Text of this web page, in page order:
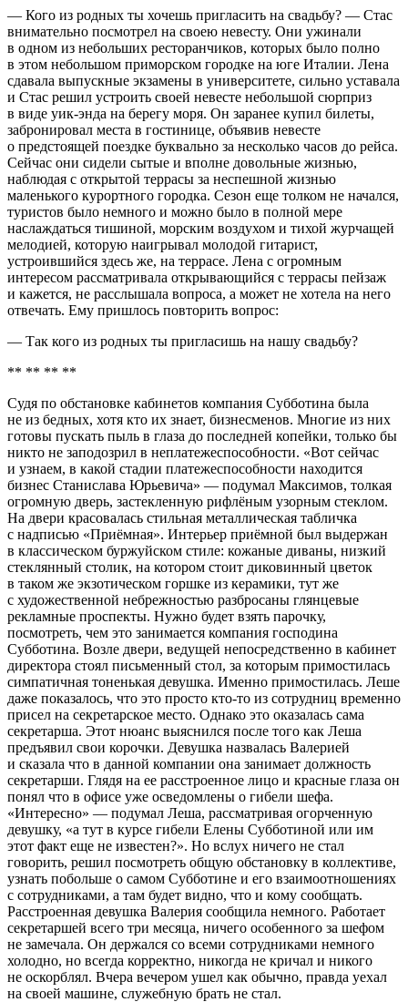
— Кого из родных ты хочешь пригласить на свадьбу? — Стас
внимательно посмотрел на своею невесту. Они ужинали
в одном из небольших ресторанчиков, которых было полно
в этом небольшом приморском городке на юге Италии. Лена
сдавала выпускные экзамены в университете, сильно уставала
и Стас решил устроить своей невесте небольшой сюрприз
в виде уик-энда на берегу моря. Он заранее купил билеты,
забронировал места в гостинице, объявив невесте
о предстоящей поездке буквально за несколько часов до рейса.
Сейчас они сидели сытые и вполне довольные жизнью,
наблюдая с открытой террасы за неспешной жизнью
маленького курортного городка. Сезон еще толком не начался,
туристов было немного и можно было в полной мере
наслаждаться тишиной, морским воздухом и тихой журчащей
мелодией, которую наигрывал молодой гитарист,
устроившийся здесь же, на террасе. Лена с огромным
интересом рассматривала открывающийся с террасы пейзаж
и кажется, не расслышала вопроса, а может не хотела на него
отвечать. Ему пришлось повторить вопрос:
— Так кого из родных ты пригласишь на нашу свадьбу?
** ** ** **
Судя по обстановке кабинетов компания Субботина была
не из бедных, хотя кто их знает, бизнесменов. Многие из них
готовы пускать пыль в глаза до последней копейки, только бы
никто не заподозрил в неплатежеспособности. «Вот сейчас
и узнаем, в какой стадии платежеспособности находится
бизнес Станислава Юрьевича» — подумал Максимов, толкая
огромную дверь, застекленную рифлёным узорным стеклом.
На двери красовалась стильная металлическая табличка
с надписью «Приёмная». Интерьер приёмной был выдержан
в классическом буржуйском стиле: кожаные диваны, низкий
стеклянный столик, на котором стоит диковинный цветок
в таком же экзотическом горшке из керамики, тут же
с художественной небрежностью разбросаны глянцевые
рекламные проспекты. Нужно будет взять парочку,
посмотреть, чем это занимается компания господина
Субботина. Возле двери, ведущей непосредственно в кабинет
директора стоял письменный стол, за которым примостилась
симпатичная тоненькая девушка. Именно примостилась. Леше
даже показалось, что это просто кто-то из сотрудниц временно
присел на секретарское место. Однако это оказалась сама
секретарша. Этот нюанс выяснился после того как Леша
предъявил свои корочки. Девушка назвалась Валерией
и сказала что в данной компании она занимает должность
секретарши. Глядя на ее расстроенное лицо и красные глаза он
понял что в офисе уже осведомлены о гибели шефа.
«Интересно» — подумал Леша, рассматривая огорченную
девушку, «а тут в курсе гибели Елены Субботиной или им
этот факт еще не известен?». Но вслух ничего не стал
говорить, решил посмотреть общую обстановку в коллективе,
узнать побольше о самом Субботине и его взаимоотношениях
с сотрудниками, а там будет видно, что и кому сообщать.
Расстроенная девушка Валерия сообщила немного. Работает
секретаршей всего три месяца, ничего особенного за шефом
не замечала. Он держался со всеми сотрудниками немного
холодно, но всегда корректно, никогда не кричал и никого
не оскорблял. Вчера вечером ушел как обычно, правда уехал
на своей машине, служебную брать не стал.